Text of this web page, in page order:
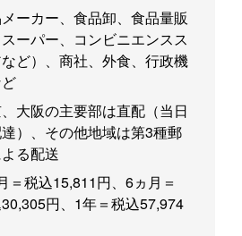
ーカー、食品卸、食品量販
ーパー、コンビニエンスス
など）、商社、外食、行政機
大阪の主要部は直配（当日
）、その他地域は第3種郵
る配送
＝税込15,811円、6ヵ月＝
円、1年＝税込57,974